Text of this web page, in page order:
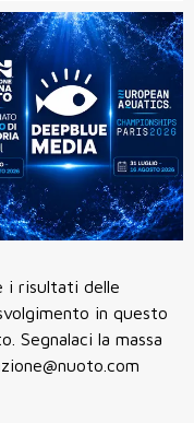
i risultati delle
in questo
Segnalaci la massa